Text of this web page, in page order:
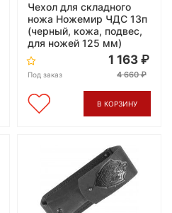
Чехол для складного
ножа Ножемир ЧДС 13п
(черный, кожа, подвес,
для ножей 125 мм)
Под заказ
1 163
4 660
В КОРЗИНУ